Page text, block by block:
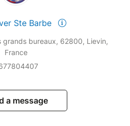
Ste Barbe
grands bureaux, 62800, Lievin,
France
a message